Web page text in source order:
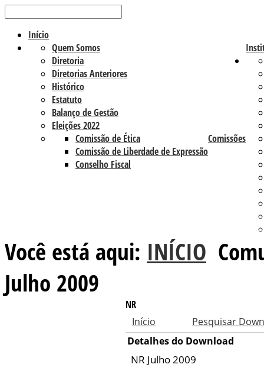
Início
Quem Somos
Diretoria
Diretorias Anteriores
Histórico
Estatuto
Balanço de Gestão
Eleições 2022
Comissões
Comissão de Ética
Comissão de Liberdade de Expressão
Conselho Fiscal
Você está aqui: INÍCIO
Julho 2009
NR
Início
Pesquisar
Detalhes do Download
NR Julho 2009